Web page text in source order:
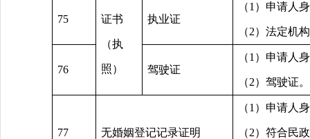
75 证书
（执
照）
执业证
（1）申请人
（2）法定机
76 驾驶证
（1）申请人
（2）驾驶证。
77 无婚姻登记记录证明
（1）申请人
（2）符合民